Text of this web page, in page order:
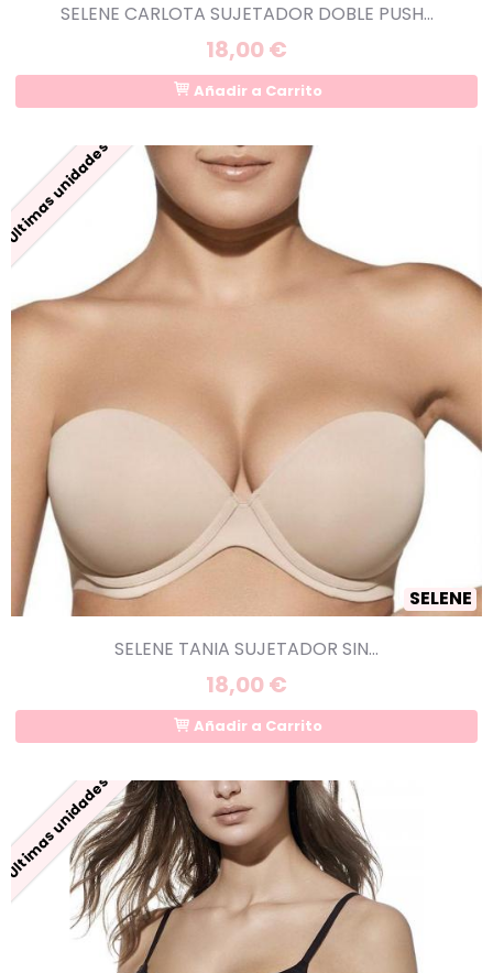
SELENE CARLOTA SUJETADOR DOBLE PUSH...
18,00 €
Añadir a Carrito
Últimas unidades
SELENE
SELENE TANIA SUJETADOR SIN...
18,00 €
Añadir a Carrito
Últimas unidades